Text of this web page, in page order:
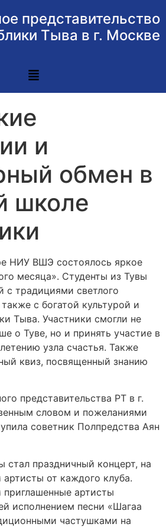
представительство
Тыва в г. Москве
и
обмен в
школе
НИУ ВШЭ состоялось яркое
месяца». Студенты из Тувы
с традициями светлого
с богатой культурой и
Тыва. Участники смогли не
о Туве, но и принять участие в
узла счастья. Также
квиз, посвященный знанию
представительства РТ в г.
словом и пожеланиями
советник Полпредства Аян
праздничный концерт, на
от каждого клуба.
артисты
исполнением песни «Шагаа
частушками на